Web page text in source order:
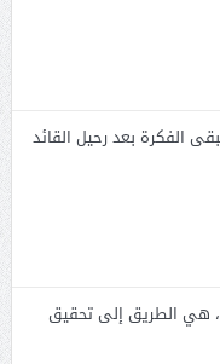
الفكرة بعد رحيل القائد
هي الطريق إلى تحقيق